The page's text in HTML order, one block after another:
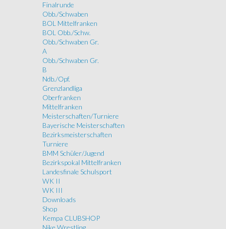
Finalrunde
Obb./Schwaben
BOL Mittelfranken
BOL Obb./Schw.
Obb./Schwaben Gr.
A
Obb./Schwaben Gr.
B
Ndb./Opf.
Grenzlandliga
Oberfranken
Mittelfranken
Meisterschaften/Turniere
Bayerische Meisterschaften
Bezirksmeisterschaften
Turniere
BMM Schüler/Jugend
Bezirkspokal Mittelfranken
Landesfinale Schulsport
WK II
WK III
Downloads
Shop
Kempa CLUBSHOP
Nike Wrestling